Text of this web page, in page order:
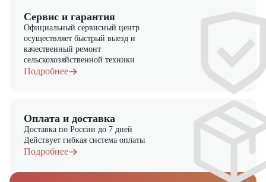
Сервис и гарантия
Официальный сервисный центр
осуществляет быстрый выезд и
качественный ремонт
сельскохозяйственной техники
Подробнее
Оплата и доставка
Доставка по России до 7 дней
Действует гибкая система оплаты
Подробнее